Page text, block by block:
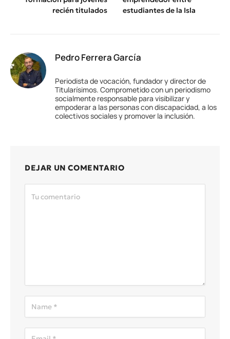
recién titulados
estudiantes de la Isla
Pedro Ferrera García
Periodista de vocación, fundador y director de
Titularísimos. Comprometido con un periodismo
socialmente responsable para visibilizar y
empoderar a las personas con discapacidad, a los
colectivos sociales y promover la inclusión.
DEJAR UN COMENTARIO